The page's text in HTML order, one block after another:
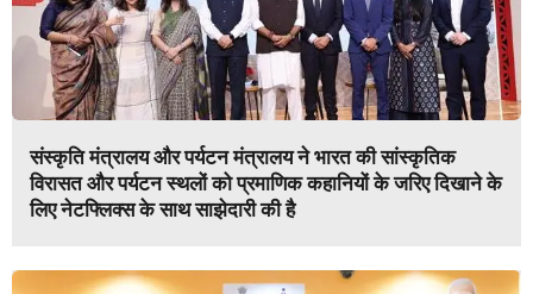
संस्कृति मंत्रालय और पर्यटन मंत्रालय ने भारत की सांस्कृतिक
विरासत और पर्यटन स्थलों को प्रमाणिक कहानियों के जरिए दिखाने के
लिए नेटफ्लिक्स के साथ साझेदारी की है